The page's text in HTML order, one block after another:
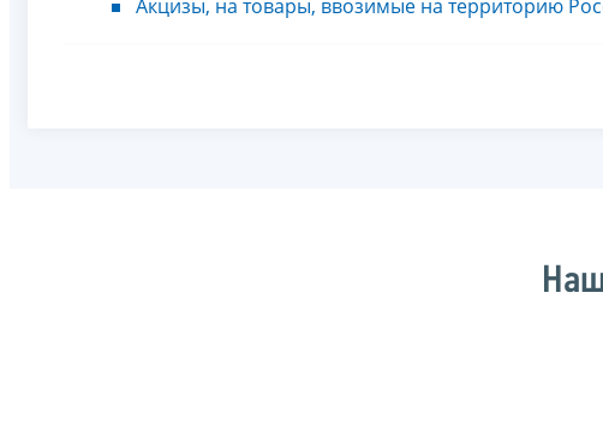
Акцизы, на товары, ввозимые на территорию